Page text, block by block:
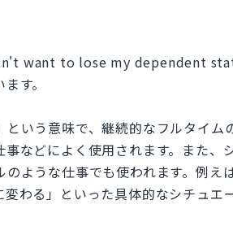
want to lose my dependent
す。
いう意味で、継続的なフルタイム
などによく使用されます。また、
ような仕事でも使われます。例え
わる」といった具体的なシチュエ